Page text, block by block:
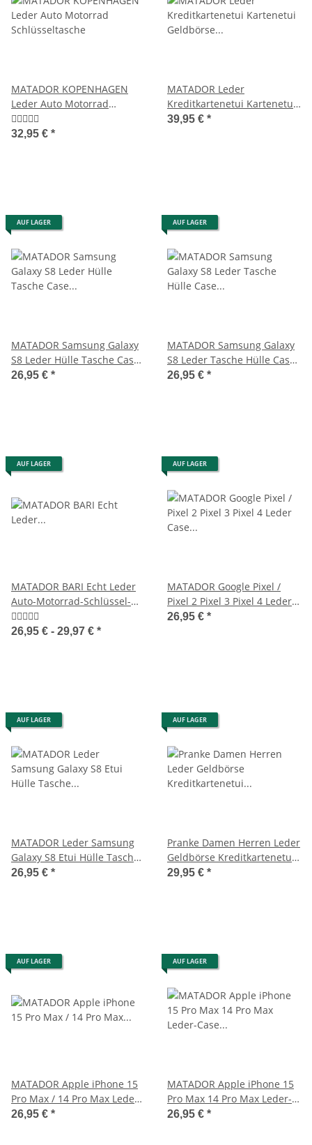
MATADOR KOPENHAGEN
Leder Auto Motorrad
Schlüsseltasche
32,95 € *
MATADOR Leder
Kreditkartenetui Kartenetui
Geldbörse RFID Vintage
39,95 € *
AUF LAGER
MATADOR Samsung Galaxy
S8 Leder Hülle Tasche Case
Etui Magnet Schwarz
26,95 € *
AUF LAGER
MATADOR Samsung Galaxy
S8 Leder Tasche Hülle Case
Etui Schwarz
26,95 € *
AUF LAGER
MATADOR BARI Echt Leder
Auto-Motorrad-Schlüssel-
Tasche-Etui
26,95 € - 29,97 € *
AUF LAGER
MATADOR Google Pixel /
Pixel 2 Pixel 3 Pixel 4 Leder
Case Etui Schwarz
26,95 € *
AUF LAGER
MATADOR Leder Samsung
Galaxy S8 Etui Hülle Tasche
Case Schwarz
26,95 € *
AUF LAGER
Pranke Damen Herren Leder
Geldbörse Kreditkartenetui
Karten-Visitenkarten-Etui
29,95 € *
AUF LAGER
MATADOR Apple iPhone 15
Pro Max / 14 Pro Max Leder-
Hülle-Etui Braun
26,95 € *
AUF LAGER
MATADOR Apple iPhone 15
Pro Max 14 Pro Max Leder-
Case Etui Braun
26,95 € *